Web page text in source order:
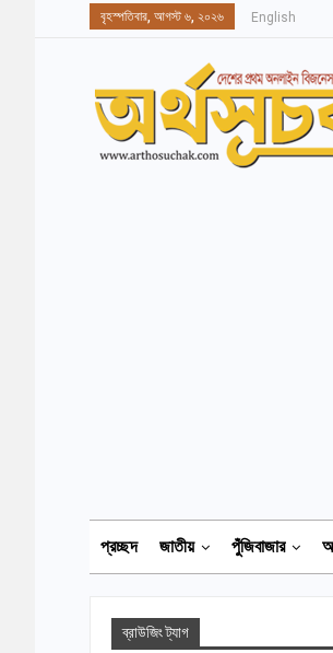
বৃহস্পতিবার, আগস্ট ৬, ২০২৬ English
প্রচ্ছদ জাতীয় পুঁজিবাজার
ব্রাউজিং ট্যাগ